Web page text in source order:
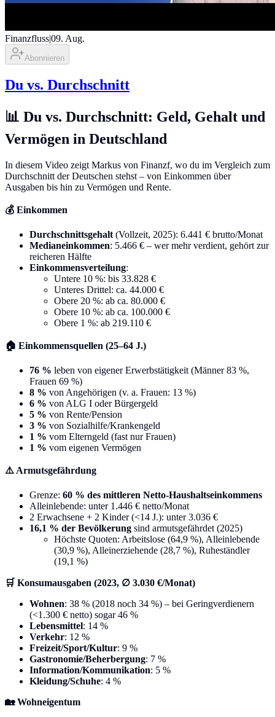
Finanzfluss|09. Aug.
Abonnieren
Du vs. Durchschnitt
📊 Du vs. Durchschnitt: Geld, Gehalt und
Vermögen in Deutschland
In diesem Video zeigt Markus von Finanzf, wo du im Vergleich zum
Durchschnitt der Deutschen stehst – von Einkommen über
Ausgaben bis hin zu Vermögen und Rente.
💰 Einkommen
Durchschnittsgehalt (Vollzeit, 2025): 6.441 € brutto/Monat
Medianeinkommen: 5.466 € – wer mehr verdient, gehört zur
reicheren Hälfte
Einkommensverteilung:
Untere 10 %: bis 33.828 €
Unteres Drittel: ca. 44.000 €
Obere 20 %: ab ca. 80.000 €
Obere 10 %: ab ca. 100.000 €
Obere 1 %: ab 219.110 €
🏠 Einkommensquellen (25–64 J.)
76 % leben von eigener Erwerbstätigkeit (Männer 83 %,
Frauen 69 %)
8 % von Angehörigen (v. a. Frauen: 13 %)
6 % von ALG I oder Bürgergeld
5 % von Rente/Pension
3 % von Sozialhilfe/Krankengeld
1 % vom Elterngeld (fast nur Frauen)
1 % vom eigenen Vermögen
⚠️ Armutsgefährdung
Grenze: 60 % des mittleren Netto-Haushaltseinkommens
Alleinlebende: unter 1.446 € netto/Monat
2 Erwachsene + 2 Kinder (<14 J.): unter 3.036 €
16,1 % der Bevölkerung sind armutsgefährdet (2025)
Höchste Quoten: Arbeitslose (64,9 %), Alleinlebende
(30,9 %), Alleinerziehende (28,7 %), Ruheständler
(19,1 %)
🛒 Konsumausgaben (2023, ∅ 3.030 €/Monat)
Wohnen: 38 % (2018 noch 34 %) – bei Geringverdienern
(<1.300 € netto) sogar 46 %
Lebensmittel: 14 %
Verkehr: 12 %
Freizeit/Sport/Kultur: 9 %
Gastronomie/Beherbergung: 7 %
Information/Kommunikation: 5 %
Kleidung/Schuhe: 4 %
🏡 Wohneigentum